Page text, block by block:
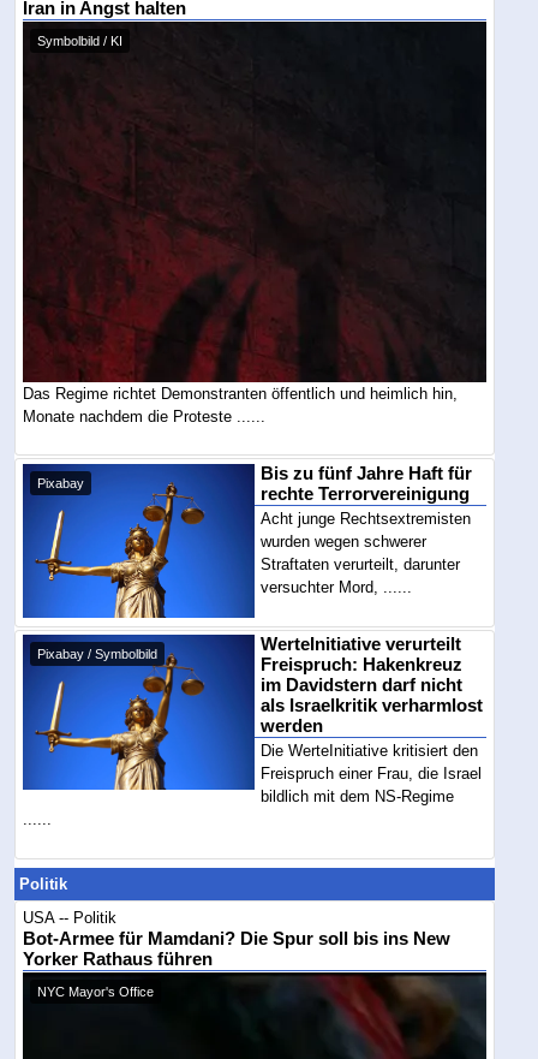
Iran in Angst halten
Symbolbild / KI
Das Regime richtet Demonstranten öffentlich und heimlich hin,
Monate nachdem die Proteste ......
Pixabay
Bis zu fünf Jahre Haft für
rechte Terrorvereinigung
Acht junge Rechtsextremisten
wurden wegen schwerer
Straftaten verurteilt, darunter
versuchter Mord, ......
Pixabay / Symbolbild
WerteInitiative verurteilt
Freispruch: Hakenkreuz
im Davidstern darf nicht
als Israelkritik verharmlost
werden
Die WerteInitiative kritisiert den
Freispruch einer Frau, die Israel
bildlich mit dem NS-Regime
......
Politik
USA -- Politik
Bot-Armee für Mamdani? Die Spur soll bis ins New
Yorker Rathaus führen
NYC Mayor's Office